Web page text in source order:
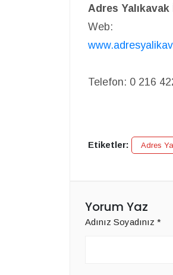
Adres
Web:
Telefon: 0 216
Etiketler: Adres
Yorum Yaz
Adınız Soyadınız *